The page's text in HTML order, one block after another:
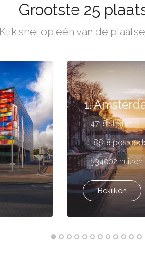
Grootste 25
Klik snel op één van de
1.
4718 straten
18818
534002 huizen
Bekijken